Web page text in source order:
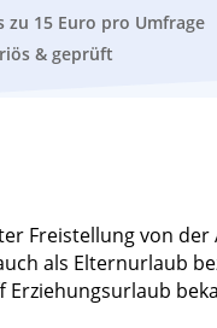
zu 15 Euro pro Umfrage
& geprüft
Freistellung von
als Elternurlaub
Erziehungsurlaub
Ihr Kind kam